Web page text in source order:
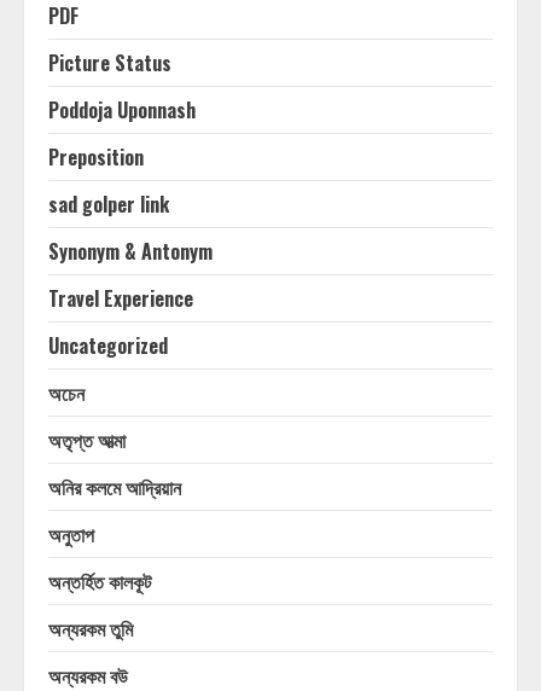
PDF
Picture Status
Poddoja Uponnash
Preposition
sad golper link
Synonym & Antonym
Travel Experience
Uncategorized
অচেন
অতৃপ্ত আত্মা
অনির কলমে আদ্রিয়ান
অনুতাপ
অন্তর্হিত কালকূট
অন্যরকম তুমি
অন্যরকম বউ